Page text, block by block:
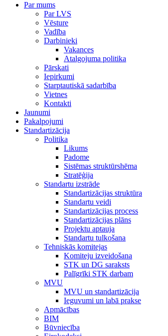
Par mums
Par LVS
Vēsture
Vadība
Darbinieki
Vakances
Atalgojuma politika
Pārskati
Iepirkumi
Starptautiskā sadarbība
Vietnes
Kontakti
Jaunumi
Pakalpojumi
Standartizācija
Politika
Likums
Padome
Sistēmas struktūrshēma
Stratēģija
Standartu izstrāde
Standartizācijas struktūra
Standartu veidi
Standartizācijas process
Standartizācijas plāns
Projektu aptauja
Standartu tulkošana
Tehniskās komitejas
Komiteju izveidošana
STK un DG saraksts
Palīgrīki STK darbam
MVU
MVU un standartizācija
Ieguvumi un labā prakse
Apmācības
BIM
Būvniecība